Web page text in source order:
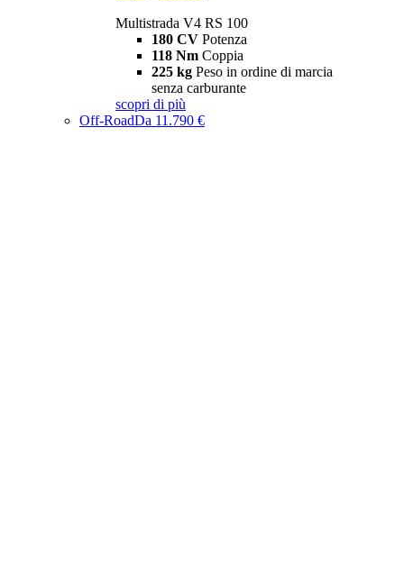
Multistrada V4 RS 100
180 CV Potenza
118 Nm Coppia
225 kg Peso in ordine di marcia
senza carburante
scopri di più
Off-RoadDa 11.790 €